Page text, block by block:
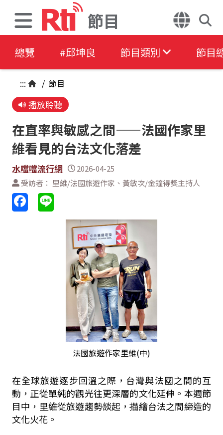
節目
總覽 #邱坤良 節目類別 節目
::: / 節目
播放聆聽
在直率與敏感之間——法國作家里
維看見的台法文化落差
水噹噹流行網
2026-04-25
受訪者： 里維/法國旅遊作家、黃敏次/金鐘得獎主持人
法國旅遊作家里維(中)
在全球旅遊逐步回溫之際，台灣與法國之間的互
動，正從單純的觀光往更深層的文化延伸。本週節
目中，里維從旅遊趨勢談起，描繪台法之間締造的
文化火花。